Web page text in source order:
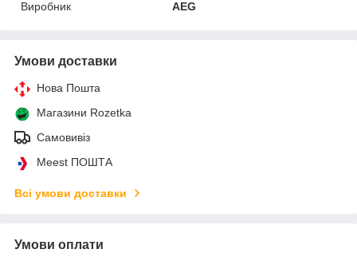
Виробник
AEG
Умови доставки
Нова Пошта
Магазини Rozetka
Самовивіз
Meest ПОШТА
Всі умови доставки
Умови оплати